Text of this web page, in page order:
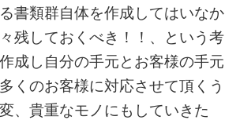
書類群自体を作成してはいなか
残しておくべき！！、という考
成し自分の手元とお客様の手元
くのお客様に対応させて頂くう
、貴重なモノにもしていきた